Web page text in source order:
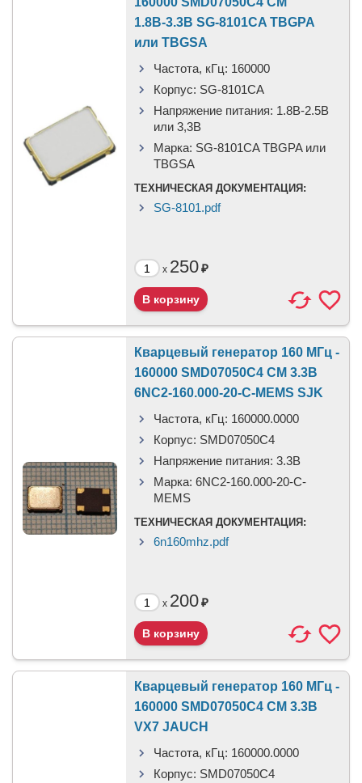
1.8В-3.3В SG-8101CA TBGPA
или TBGSA
Частота, кГц: 160000
Корпус: SG-8101CA
Напряжение питания: 1.8В-2.5B
или 3,3B
Марка: SG-8101CA TBGPA или
TBGSA
ТЕХНИЧЕСКАЯ ДОКУМЕНТАЦИЯ:
SG-8101.pdf
x 250₽
Кварцевый генератор 160 МГц -
160000 SMD07050C4 CM 3.3В
6NC2-160.000-20-C-MEMS SJK
Частота, кГц: 160000.0000
Корпус: SMD07050C4
Напряжение питания: 3.3В
Марка: 6NC2-160.000-20-C-
MEMS
ТЕХНИЧЕСКАЯ ДОКУМЕНТАЦИЯ:
6n160mhz.pdf
x 200₽
Кварцевый генератор 160 МГц -
160000 SMD07050C4 CM 3.3В
VX7 JAUCH
Частота, кГц: 160000.0000
Корпус: SMD07050C4